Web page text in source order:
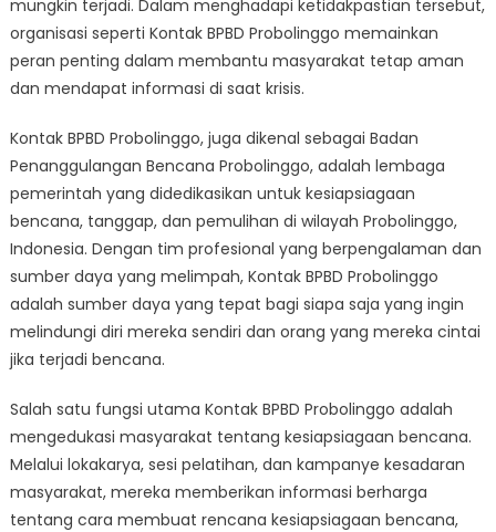
Bencana
mungkin terjadi. Dalam menghadapi ketidakpastian tersebut,
organisasi seperti Kontak BPBD Probolinggo memainkan
peran penting dalam membantu masyarakat tetap aman
dan mendapat informasi di saat krisis.
Kontak BPBD Probolinggo, juga dikenal sebagai Badan
Penanggulangan Bencana Probolinggo, adalah lembaga
pemerintah yang didedikasikan untuk kesiapsiagaan
bencana, tanggap, dan pemulihan di wilayah Probolinggo,
Indonesia. Dengan tim profesional yang berpengalaman dan
sumber daya yang melimpah, Kontak BPBD Probolinggo
adalah sumber daya yang tepat bagi siapa saja yang ingin
melindungi diri mereka sendiri dan orang yang mereka cintai
jika terjadi bencana.
Salah satu fungsi utama Kontak BPBD Probolinggo adalah
mengedukasi masyarakat tentang kesiapsiagaan bencana.
Melalui lokakarya, sesi pelatihan, dan kampanye kesadaran
masyarakat, mereka memberikan informasi berharga
tentang cara membuat rencana kesiapsiagaan bencana,